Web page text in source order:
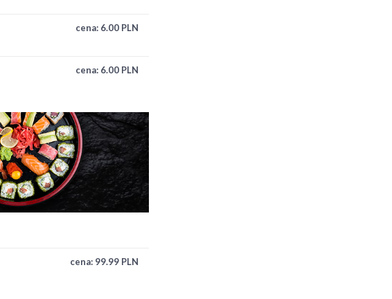
cena: 6.00 PLN
cena: 6.00 PLN
cena: 99.99 PLN